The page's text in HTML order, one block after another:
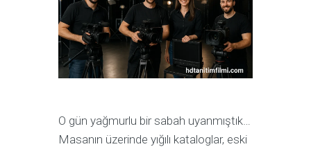
O gün yağmurlu bir sabah uyanmıştık…
Masanın üzerinde yığılı kataloglar, eski